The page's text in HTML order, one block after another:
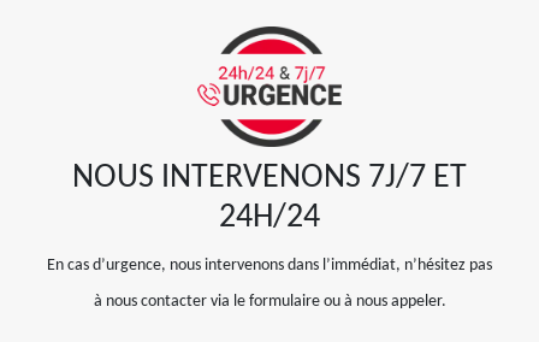
NOUS INTERVENONS 7J/7 ET
24H/24
En cas d’urgence, nous intervenons dans l’immédiat, n’hésitez pas
à nous contacter via le formulaire ou à nous appeler.